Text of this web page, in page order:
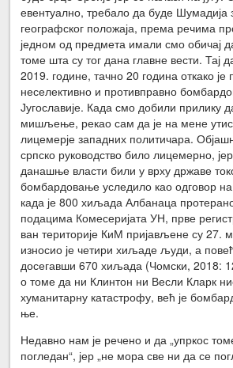
евентуално, требало да буде Шумадија
географског положаја, према речима
једном од предмета имали смо обичај
томе шта су тог дана главне вести. Тај
2019. године, тачно 20 година откако је
неселективно и противправно
Југославије. Када смо добили прилику
мишљење, рекао сам да је на мене
лицемерје западних политичара.
српско руководство било лицемерно,
данашње власти били у врху државе
бомбардовање уследило као одговор
када је 800 хиљада Албанаца
подацима Комесеријата УН, прве
ван територије КиМ пријављене су 27.
износио је четири хиљаде људи, а
досегавши 670 хиљада (Чомски, 2018:
о томе да ни Клинтон ни Весли Кларк
хуманитарну катастрофу, већ је
ње.
Недавно нам је речено и да „упркос
погледан“, јер „не мора све ни да се